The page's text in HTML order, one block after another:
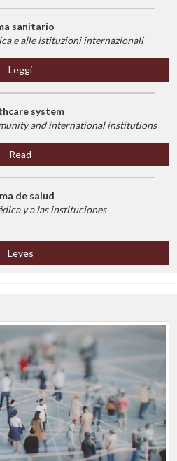
sanitario
e alle istituzioni internazionali
Leggi
system
and international institutions
Read
de salud
y a las instituciones
Leyes